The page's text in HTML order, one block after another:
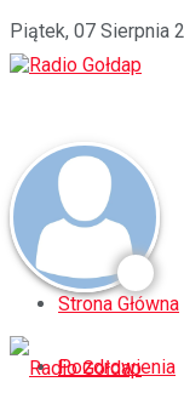
Piątek, 07 Sierpnia
Strona Główna
Pozdrowienia